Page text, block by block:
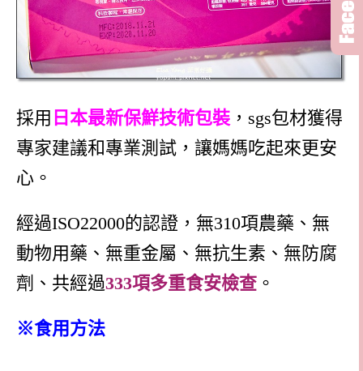
採用 日本最新保鮮技術包裝 ，sgs包材獲得
專家建議和專業測試，讓媽媽吃起來更安
心。
經過ISO22000的認證，無310項農藥、無
動物用藥、無重金屬、無抗生素、無防腐
劑、共經過333項多重食安檢查 。
※食用方法